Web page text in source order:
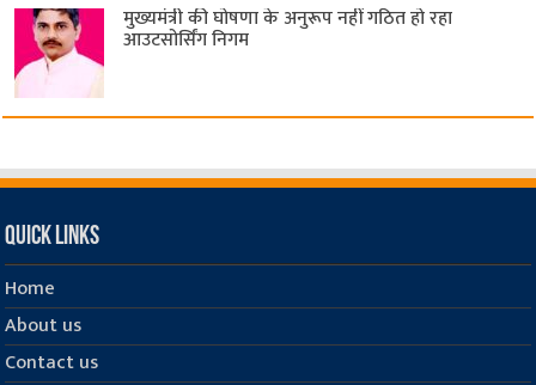
मुख्यमंत्री की घोषणा के अनुरूप नहीं गठित हो रहा
आउटसोर्सिंग निगम
Quick Links
Home
About us
Contact us